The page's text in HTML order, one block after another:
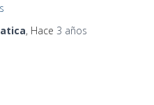
, Hace 3 años